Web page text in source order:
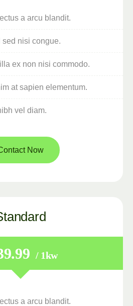
a arcu blandit.
sed nisi congue.
ex non nisi commodo.
at sapien elementum.
vel diam.
Now
/ 1kw
a arcu blandit.